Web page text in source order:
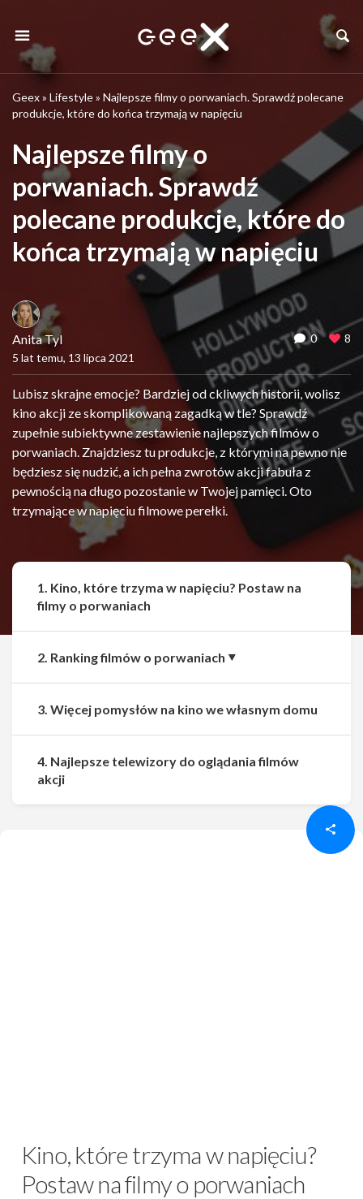
Geex» Lifestyle» Najlepsze filmy o porwaniach. Sprawdź polecane
produkcje, które do końca trzymają w napięciu
Najlepsze filmy o
porwaniach. Sprawdź
polecane produkcje, które do
końca trzymają w napięciu
Anita Tyl
5 lat temu, 13 lipca 2021
0 8
Lubisz skrajne emocje? Bardziej od ckliwych historii, wolisz
kino akcji ze skomplikowaną zagadką w tle? Sprawdź
zupełnie subiektywne zestawienie najlepszych filmów o
porwaniach. Znajdziesz tu produkcje, z którymi na pewno nie
będziesz się nudzić, a ich pełna zwrotów akcji fabuła z
pewnością na długo pozostanie w Twojej pamięci. Oto
trzymające w napięciu filmowe perełki.
Kino, które trzyma w napięciu?
Postaw na filmy o porwaniach
1. Kino, które trzyma w napięciu? Postaw na
filmy o porwaniach
2. Ranking filmów o porwaniach
3. Więcej pomysłów na kino we własnym domu
4. Najlepsze telewizory do oglądania filmów
akcji